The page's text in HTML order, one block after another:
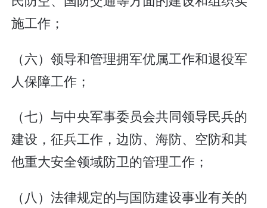
施工作；
（六）领导和管理拥军优属工作和退役军
人保障工作；
（七）与中央军事委员会共同领导民兵的
建设，征兵工作，边防、海防、空防和其
他重大安全领域防卫的管理工作；
（八）法律规定的与国防建设事业有关的